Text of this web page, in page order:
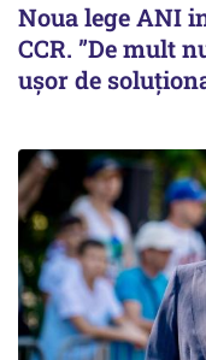
Noua lege ANI
CCR. ”De mult
ușor de